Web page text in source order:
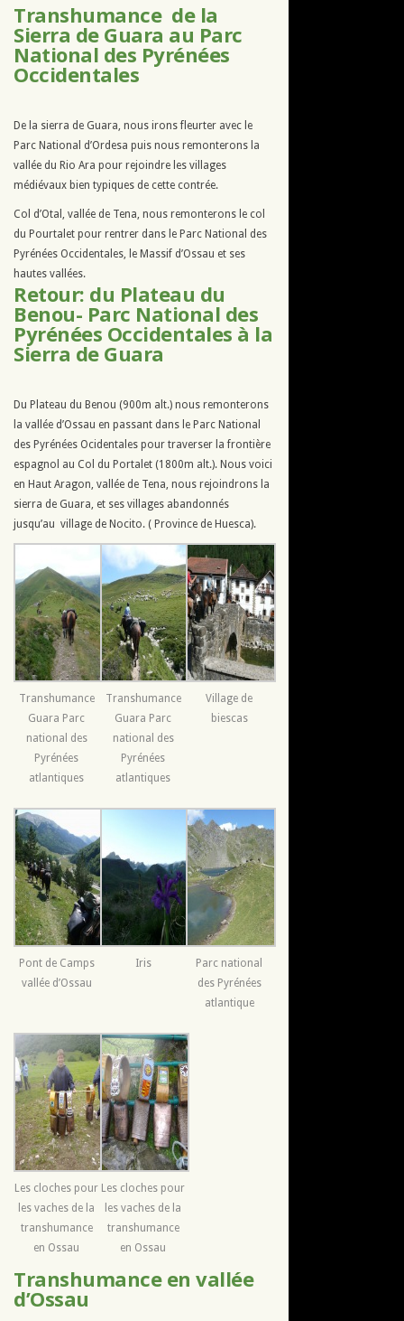
Transhumance de la
Sierra de Guara au Parc
National des Pyrénées
Occidentales
De la sierra de Guara, nous irons fleurter avec le
Parc National d’Ordesa puis nous remonterons la
vallée du Rio Ara pour rejoindre les villages
médiévaux bien typiques de cette contrée.
Col d’Otal, vallée de Tena, nous remonterons le col
du Pourtalet pour rentrer dans le Parc National des
Pyrénées Occidentales, le Massif d’Ossau et ses
hautes vallées.
Retour: du Plateau du
Benou- Parc National des
Pyrénées Occidentales à la
Sierra de Guara
Du Plateau du Benou (900m alt.) nous remonterons
la vallée d’Ossau en passant dans le Parc National
des Pyrénées Ocidentales pour traverser la frontière
espagnol au Col du Portalet (1800m alt.). Nous voici
en Haut Aragon, vallée de Tena, nous rejoindrons la
sierra de Guara, et ses villages abandonnés
jusqu’au village de Nocito. ( Province de Huesca).
Transhumance
Guara Parc
national des
Pyrénées
atlantiques
Transhumance
Guara Parc
national des
Pyrénées
atlantiques
Village de
biescas
Pont de Camps
vallée d’Ossau
Iris
Parc national
des Pyrénées
atlantique
Les cloches pour
les vaches de la
transhumance
en Ossau
Les cloches pour
les vaches de la
transhumance
en Ossau
Transhumance en vallée
d’Ossau